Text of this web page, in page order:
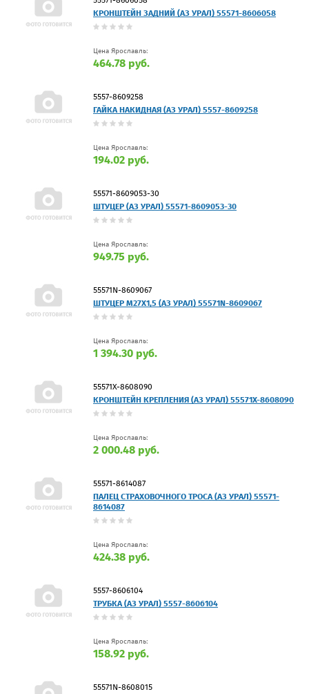
КРОНШТЕЙН ЗАДНИЙ (АЗ УРАЛ) 55571-8606058
Цена Ярославль:
464.78 руб.
5557-8609258
ГАЙКА НАКИДНАЯ (АЗ УРАЛ) 5557-8609258
Цена Ярославль:
194.02 руб.
55571-8609053-30
ШТУЦЕР (АЗ УРАЛ) 55571-8609053-30
Цена Ярославль:
949.75 руб.
55571N-8609067
ШТУЦЕР М27Х1,5 (АЗ УРАЛ) 55571N-8609067
Цена Ярославль:
1 394.30 руб.
55571Х-8608090
КРОНШТЕЙН КРЕПЛЕНИЯ (АЗ УРАЛ) 55571Х-8608090
Цена Ярославль:
2 000.48 руб.
55571-8614087
ПАЛЕЦ СТРАХОВОЧНОГО ТРОСА (АЗ УРАЛ) 55571-
8614087
Цена Ярославль:
424.38 руб.
5557-8606104
ТРУБКА (АЗ УРАЛ) 5557-8606104
Цена Ярославль:
158.92 руб.
55571N-8608015